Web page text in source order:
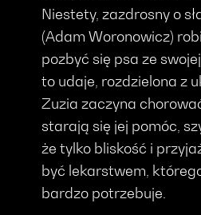
Niestety, zazdrosny o
(Adam Woronowicz)
pozbyć się psa ze
to udaje, rozdzielona z
Zuzia zaczyna
starają się jej pomóc,
że tylko bliskość i
być lekarstwem,
bardzo potrzebuje.